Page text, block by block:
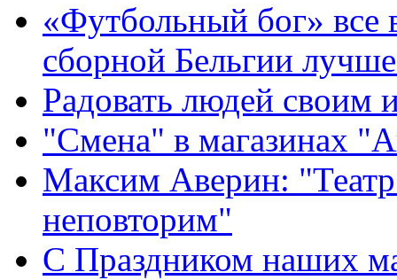
«Футбольный бог» все
сборной Бельгии
Радовать людей своим
"Смена" в магазинах
Максим Аверин:
неповторим"
С Праздником наших